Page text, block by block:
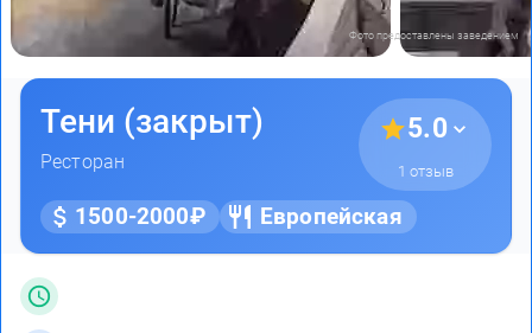
Фото предоставлены заведением
Тени (закрыт)
Ресторан
5.0
1 отзыв
1500-2000₽ Европейская